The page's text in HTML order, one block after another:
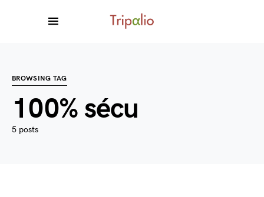
BROWSING TAG
100% sécu
5 posts